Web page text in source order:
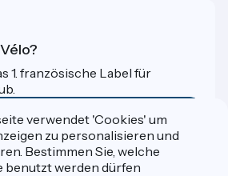
1. französische Label für
Mehr erfahren
von Destination France
verwendet 'Cookies' um
zu personalisieren und
Bestimmen Sie, welche
benutzt werden dürfen